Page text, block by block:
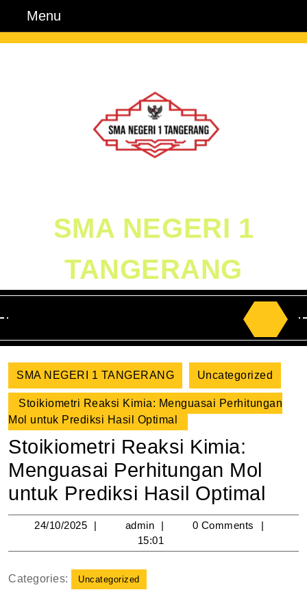
Menu
SMA NEGERI 1
TANGERANG
for:
SMA NEGERI 1 TANGERANG Uncategorized
Stoikiometri Reaksi Kimia: Menguasai Perhitungan
Mol untuk Prediksi Hasil Optimal
Stoikiometri Reaksi Kimia:
Menguasai Perhitungan Mol
untuk Prediksi Hasil Optimal
24/10/2025 24/10/2025
admin admin0 Comments
15:01
Categories: Uncategorized